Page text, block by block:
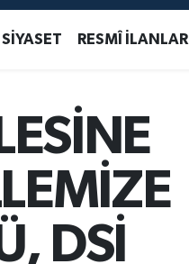
%0
%-1.82
SİYASET RESMÎ İLANLAR
DSİ